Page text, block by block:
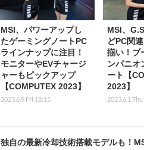
MSI、パワーアップし
たゲーミングノートPC
ラインナップに注目！
モニターやEVチャージ
ャーもピックアップ
【COMPUTEX 2023】
2023.6.9 Fri 18:15
MSI、
どPC関
揃い！ブ
ンパニオ
ート【
2023】
2023.6.1
独自の最新冷却技術搭載モデルも！